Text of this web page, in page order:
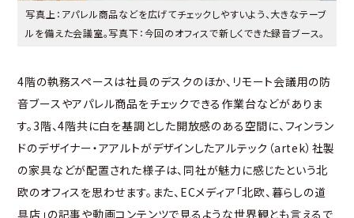
写真上：アパレル商品などを広げてチェックしやすいよう、大きなテーブ
ルを備えた会議室。写真下：今回のオフィスで新しくできた録音ブース。
4階の執務スペースは社員のデスクのほか、リモート会議用の防
音ブースやアパレル商品をチェックできる作業台などがありま
す。3階、4階共に白を基調とした開放感のある空間に、フィンラン
ドのデザイナー・アアルトがデザインしたアルテック（artek）社製
の家具などが配置された様子は、同社が魅力に感じたという北
欧のオフィスを思わせます。また、ECメディア「北欧、暮らしの道
具店」の記事や動画コンテンツで見るような世界観とも言えるで